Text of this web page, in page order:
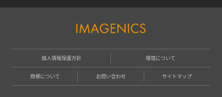
個人情報保護方針 環境について
商標について お問い合わせ サイトマップ